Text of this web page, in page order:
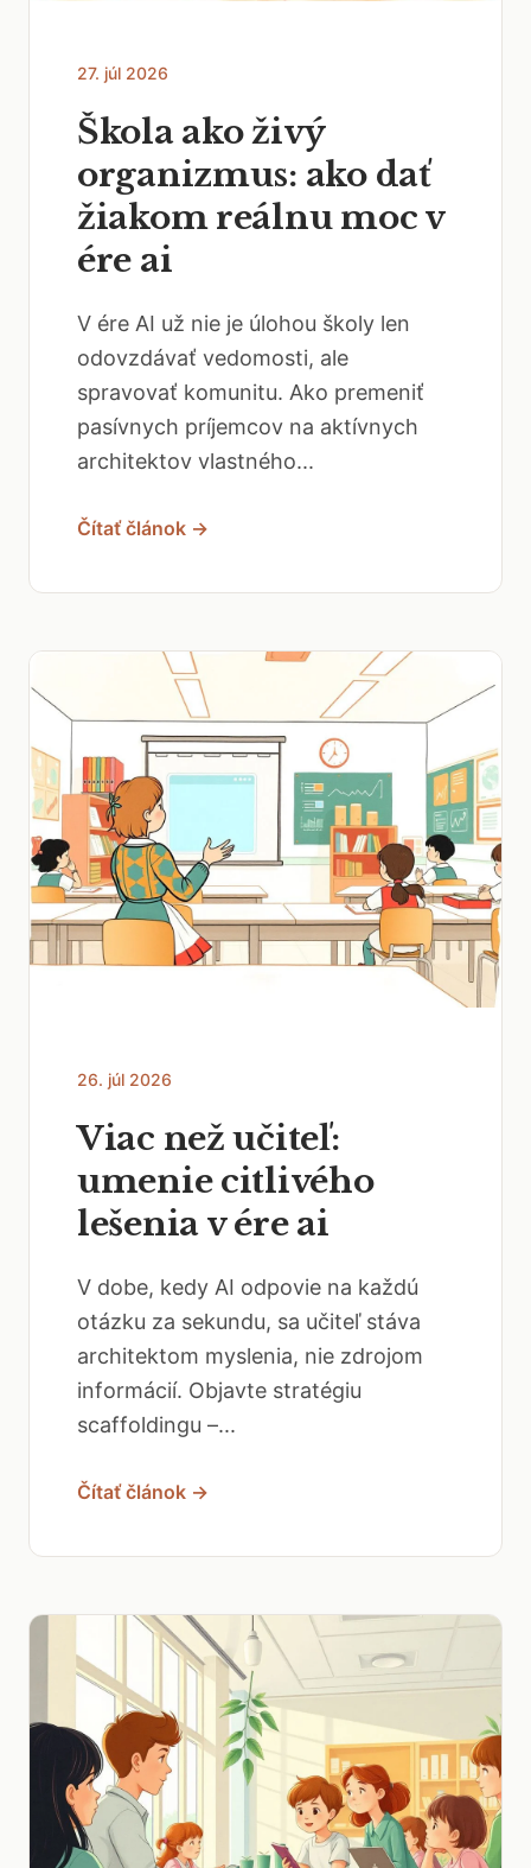
27. júl 2026
Škola ako živý
organizmus: ako dať
žiakom reálnu moc v
ére ai
V ére AI už nie je úlohou školy len
odovzdávať vedomosti, ale
spravovať komunitu. Ako premeniť
pasívnych príjemcov na aktívnych
architektov vlastného...
Čítať článok →
26. júl 2026
Viac než učiteľ:
umenie citlivého
lešenia v ére ai
V dobe, kedy AI odpovie na každú
otázku za sekundu, sa učiteľ stáva
architektom myslenia, nie zdrojom
informácií. Objavte stratégiu
scaffoldingu –...
Čítať článok →